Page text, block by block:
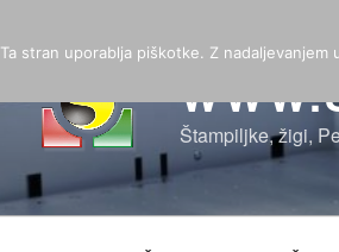
Štampiljke, žigi,
Ta stran uporablja piškotke. Z